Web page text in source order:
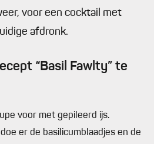
voor een cocktail met
afdronk.
“Basil Fawlty” te
voor met gepileerd ijs.
er de basilicumblaadjes en de